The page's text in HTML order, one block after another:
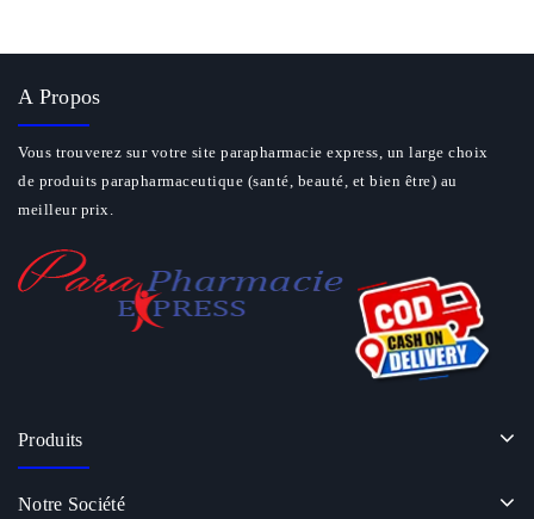
A Propos
Vous trouverez sur votre site parapharmacie express, un large choix
de produits parapharmaceutique (santé, beauté, et bien être) au
meilleur prix.
Produits
Notre Société